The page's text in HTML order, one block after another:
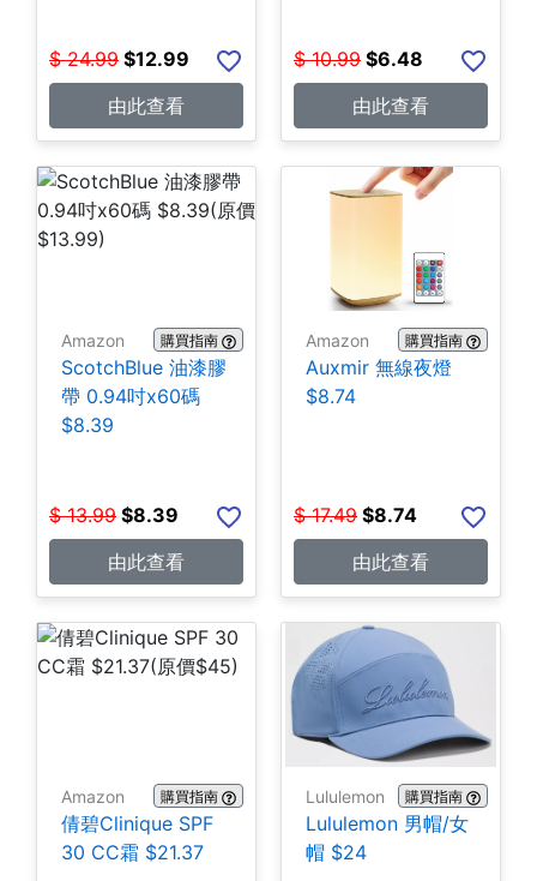
$ 24.99 $12.99
由此查看
$ 10.99 $6.48
由此查看
Amazon 購買指南
ScotchBlue 油漆膠
帶 0.94吋x60碼
$8.39
$ 13.99 $8.39
由此查看
Amazon 購買指南
Auxmir 無線夜燈
$8.74
$ 17.49 $8.74
由此查看
Amazon 購買指南
倩碧Clinique SPF
30 CC霜 $21.37
Lululemon 購買指南
Lululemon 男帽/女
帽 $24